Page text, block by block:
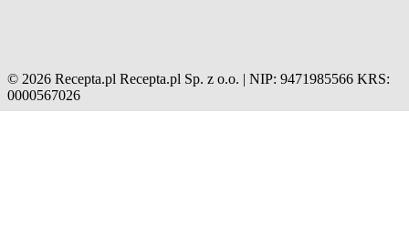
© 2026 Recepta.pl Recepta.pl Sp. z o.o. | NIP: 9471985566 KRS:
0000567026